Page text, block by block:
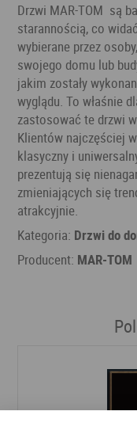
Drzwi MAR-TOM są
starannością, co
wybierane przez
swojego domu lub
jakim zostały
wyglądu. To właśnie
zastosować te drzwi
Klientów najczęściej
klasyczny i
prezentują się
zmieniających się
atrakcyjnie.
Kategoria: Drzwi do
Producent: MAR-TOM